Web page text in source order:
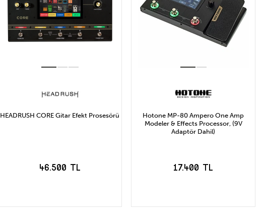
HEADRUSH CORE Gitar Efekt Prosesörü
46.500 TL
Hotone MP-80 Ampero One Amp
Modeler & Effects Processor, (9V
Adaptör Dahil)
17.400 TL